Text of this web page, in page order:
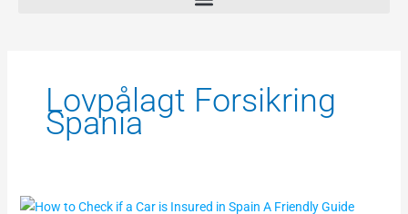
Lovpålagt Forsikring
Spania
Hvordan